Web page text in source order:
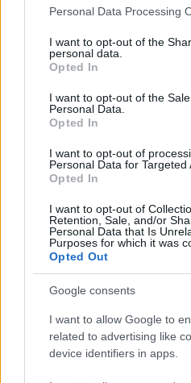
Please note that this website/
not limited to your visit or usage
grant or deny consent to
use your data for below
consent section.
Personal Data Processing
I want to opt-out of the
personal data.
Opted In
I want to opt-out of the
Personal Data.
Opted In
I want to opt-out of
Personal Data for Targeted
Opted In
I want to opt-out of
Retention, Sale, and/or
Personal Data that Is
Purposes for which it was
Opted Out
Google consents
I want to allow Google to
related to advertising like
device identifiers in apps.
legjobb és
módszer.
Fontos megemlíteni,
a teljes távot tették
látványt nyújtó
hasznos, ha az állatok
az altatólövedéktől,
megközelíteni. Egy
repülési ideje így
Az orrszarvúszállítás
nézheti meg.
Forrás:Huffington Post